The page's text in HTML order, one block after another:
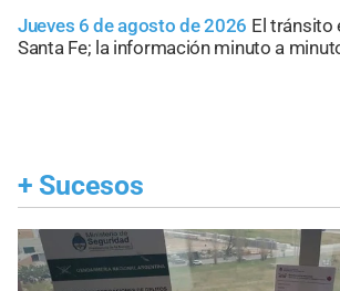
Jueves 6 de agosto de 2026 El tránsito
Santa Fe; la información minuto a
+ Sucesos